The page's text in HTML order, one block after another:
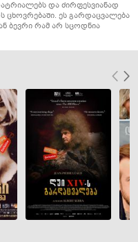
და ძირფესვიანად
ეს გარდაცვალება
ბევრი რამ არ სცოდნია